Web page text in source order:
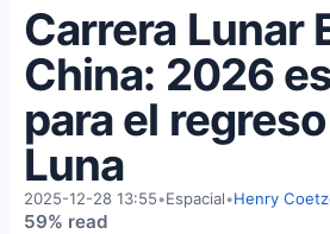
Carrera Lunar
China: 2026
para el
Luna
2025-12-28 13:55•Espacial•Henry
59% read